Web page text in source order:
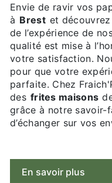
Envie de ravir vos
à Brest et
de l’expérience de
qualité est mise à
votre satisfaction.
pour que votre
parfaite. Chez
des frites maisons
grâce à notre savoir-
d’échanger sur vos
En savoir plus